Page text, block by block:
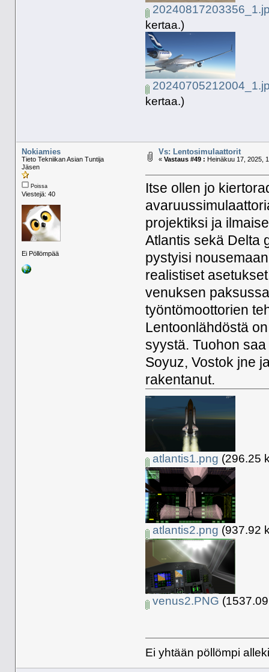
kertaa.)
kertaa.)
Nokiamies
Tieto Tekniikan Asian Tuntija
Jäsen
Poissa
Viestejä: 40
Ei Pöllömpää
Vs: Lentosimulaattorit
« Vastaus #49 : Heinäkuu 17, 2025,
Itse ollen jo
projektiksi ja
Atlantis sekä Delta
pystyisi
realistiset
venuksen
työntömoottorien
Lentoonlähdöstä
syystä. Tuohon
Soyuz, Vostok jne
rakentanut.
atlantis1.png (296.25
atlantis2.png (937.92
venus2.PNG
Ei yhtään pöllömpi